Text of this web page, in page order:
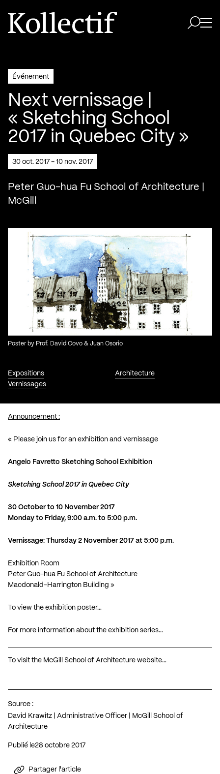
Aller à la page d'accueil
Logo Kollectif
Événement
Next vernissage |
« Sketching School
2017 in Quebec City »
30 oct. 2017 - 10 nov. 2017
Peter Guo-hua Fu School of Architecture |
McGill
Expositions
Vernissages
Architecture
Poster by Prof. David Covo & Juan Osorio
Announcement :
« Please join us for an exhibition and vernissage
Angelo Favretto Sketching School Exhibition
Sketching School 2017 in Quebec City
30 October to 10 November 2017
Monday to Friday, 9:00 a.m. to 5:00 p.m.
Vernissage: Thursday 2 November 2017 at 5:00 p.m.
Exhibition Room
Peter Guo-hua Fu School of Architecture
Macdonald-Harrington Building »
To view the exhibition poster…
For more information about the exhibition series…
To visit the McGill School of Architecture website…
Source :
David Krawitz | Administrative Officer | McGill School of
Architecture
Publié le 28 octobre 2017
Partager l'article